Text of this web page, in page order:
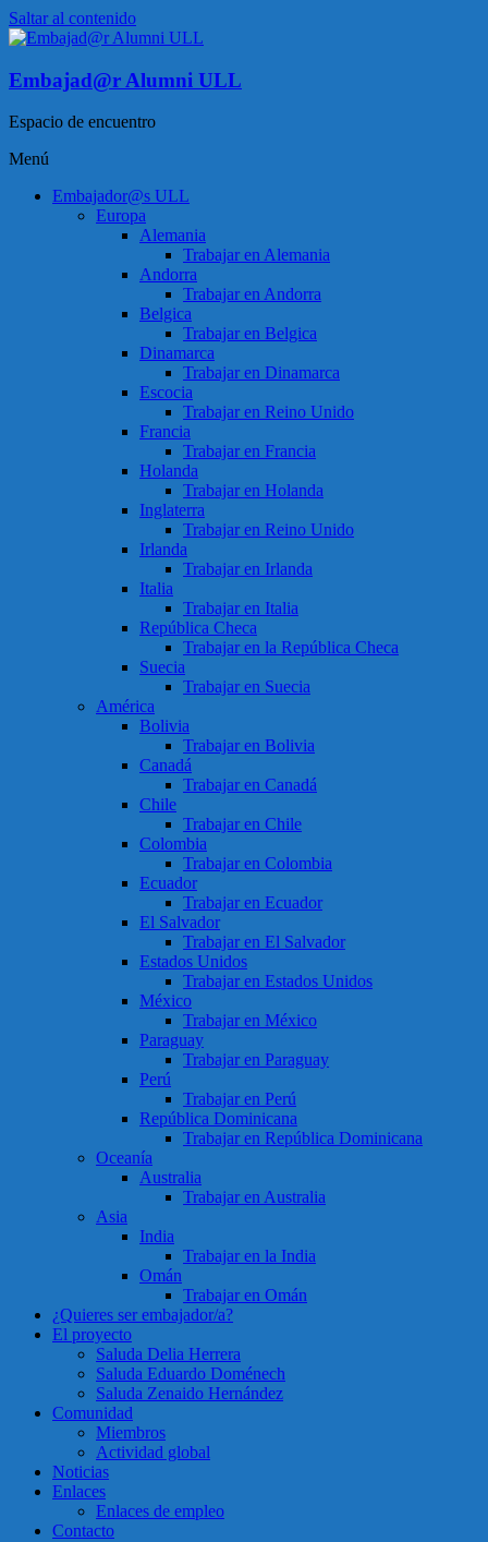
Saltar al contenido
Embajad@r Alumni ULL
Espacio de encuentro
Menú
Embajador@s ULL
Europa
Alemania
Trabajar en Alemania
Andorra
Trabajar en Andorra
Belgica
Trabajar en Belgica
Dinamarca
Trabajar en Dinamarca
Escocia
Trabajar en Reino Unido
Francia
Trabajar en Francia
Holanda
Trabajar en Holanda
Inglaterra
Trabajar en Reino Unido
Irlanda
Trabajar en Irlanda
Italia
Trabajar en Italia
República Checa
Trabajar en la República Checa
Suecia
Trabajar en Suecia
América
Bolivia
Trabajar en Bolivia
Canadá
Trabajar en Canadá
Chile
Trabajar en Chile
Colombia
Trabajar en Colombia
Ecuador
Trabajar en Ecuador
El Salvador
Trabajar en El Salvador
Estados Unidos
Trabajar en Estados Unidos
México
Trabajar en México
Paraguay
Trabajar en Paraguay
Perú
Trabajar en Perú
República Dominicana
Trabajar en República Dominicana
Oceanía
Australia
Trabajar en Australia
Asia
India
Trabajar en la India
Omán
Trabajar en Omán
¿Quieres ser embajador/a?
El proyecto
Saluda Delia Herrera
Saluda Eduardo Doménech
Saluda Zenaido Hernández
Comunidad
Miembros
Actividad global
Noticias
Enlaces
Enlaces de empleo
Contacto